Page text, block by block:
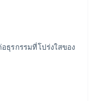
ธุรกรรมที่โปร่งใสของ